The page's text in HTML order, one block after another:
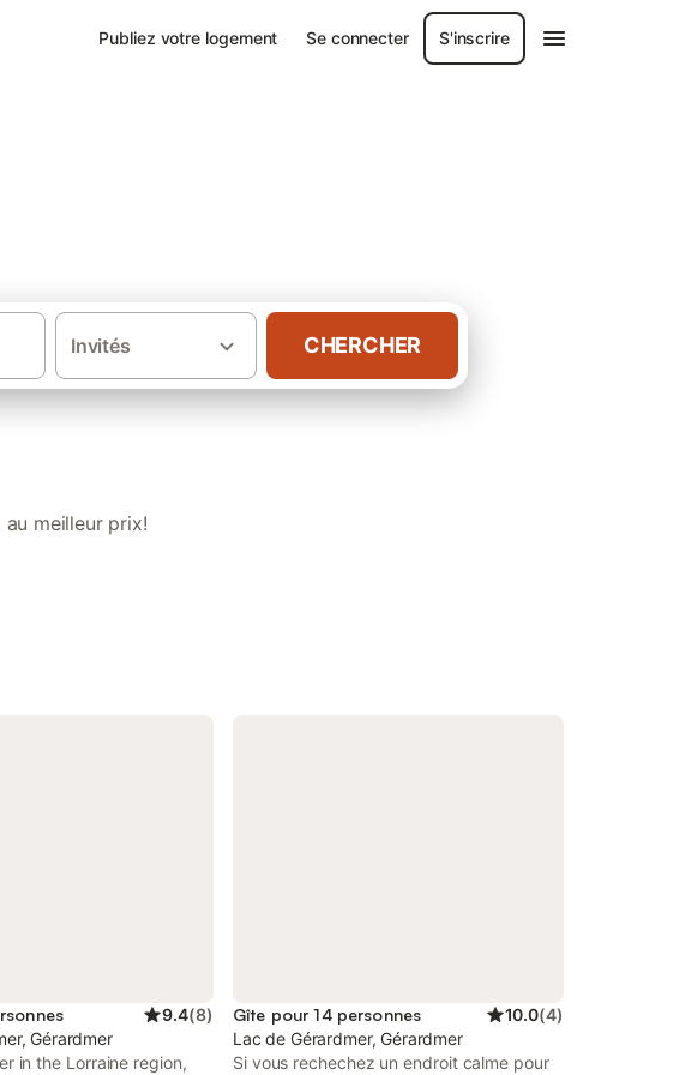
Publiez votre logement Se connecter S'inscrire
Invités CHERCHER
meilleur prix!
9.4(8)
Gérardmer
in the Lorraine region,
Gîte pour 14 personnes 10.0(4)
Lac de Gérardmer, Gérardmer
Si vous rechechez un endroit calme pour